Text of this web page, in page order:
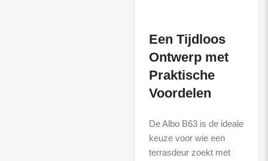
Een Tijdloos
Ontwerp met
Praktische
Voordelen
De Albo B63 is de ideale
keuze voor wie een
terrasdeur zoekt met